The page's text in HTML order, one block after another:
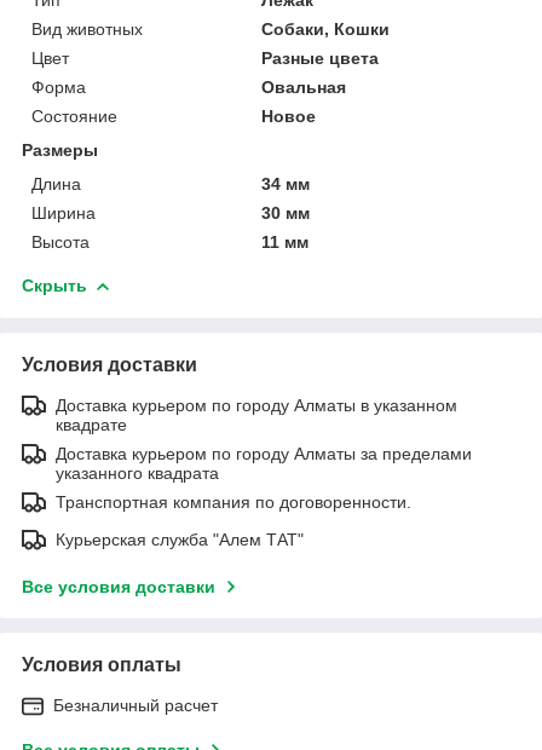
Вид животных
Собаки, Кошки
Цвет
Разные цвета
Форма
Овальная
Состояние
Новое
Размеры
Длина
34 мм
Ширина
30 мм
Высота
11 мм
Скрыть
Условия доставки
Доставка курьером по городу Алматы в указанном
квадрате
Доставка курьером по городу Алматы за пределами
указанного квадрата
Транспортная компания по договоренности.
Курьерская служба "Алем ТАТ"
Все условия доставки
Условия оплаты
Безналичный расчет